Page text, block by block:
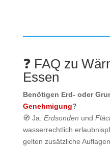
❓ FAQ zu
Essen
Benötigen Erd- oder
Genehmigung?
🧭 Ja. Erdsonden und
wasserrechtlich
gelten zusätzliche